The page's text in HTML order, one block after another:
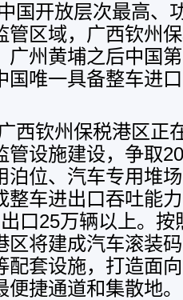
国开放层次最高、
管区域，广西钦州
广州黄埔之后中国
国唯一具备整车进
西钦州保税港区正
管设施建设，争取
泊位、汽车专用堆
整车进出口吞吐能
口25万辆以上。按
区将建成汽车滚装
配套设施，打造面
捷通道和集散地。